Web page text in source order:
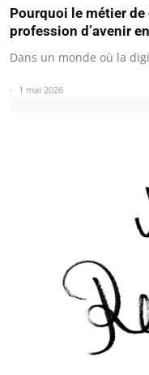
Pourquoi le métier
profession d’avenir
Dans un monde où la
1 mai 2026